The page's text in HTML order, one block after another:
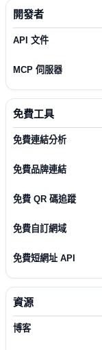
開發者
API 文件
MCP 伺服器
免費工具
免費連結分析
免費品牌連結
免費 QR 碼追蹤
免費自訂網域
免費短網址 API
資源
博客